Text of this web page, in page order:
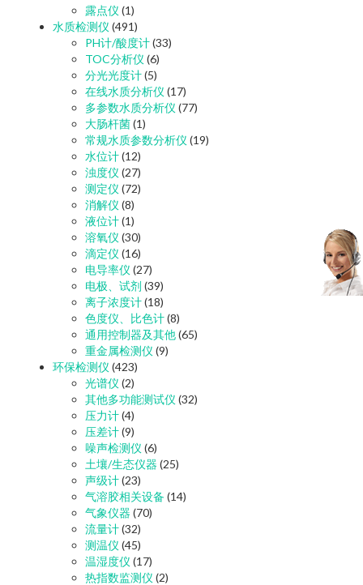
露点仪 (1)
水质检测仪 (491)
PH计/酸度计(33)
TOC分析仪 (6)
分光光度计(5)
在线水质分析仪 (17)
多参数水质分析仪 (77)
大肠杆菌(1)
常规水质参数分析仪 (19)
水位计(12)
浊度仪 (27)
测定仪 (72)
消解仪 (8)
液位计(1)
溶氧仪 (30)
滴定仪 (16)
电导率仪 (27)
电极、试剂 (39)
离子浓度计(18)
色度仪、比色计(8)
通用控制器及其他(65)
重金属检测仪 (9)
环保检测仪 (423)
光谱仪 (2)
其他多功能测试仪 (32)
压力计(4)
压差计(9)
噪声检测仪 (6)
土壤/生态仪器 (25)
声级计(23)
气溶胶相关设备 (14)
气象仪器 (70)
流量计(32)
测温仪 (45)
温湿度仪 (17)
热指数监测仪 (2)